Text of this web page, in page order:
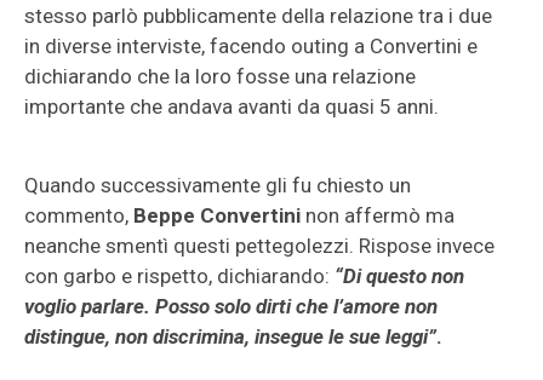
stesso parlò pubblicamente della relazione tra i due
in diverse interviste, facendo outing a Convertini e
dichiarando che la loro fosse una relazione
importante che andava avanti da quasi 5 anni.
Quando successivamente gli fu chiesto un
commento, Beppe Convertini non affermò ma
neanche smentì questi pettegolezzi. Rispose invece
con garbo e rispetto, dichiarando: “Di questo non
voglio parlare. Posso solo dirti che l’amore non
distingue, non discrimina, insegue le sue leggi”.